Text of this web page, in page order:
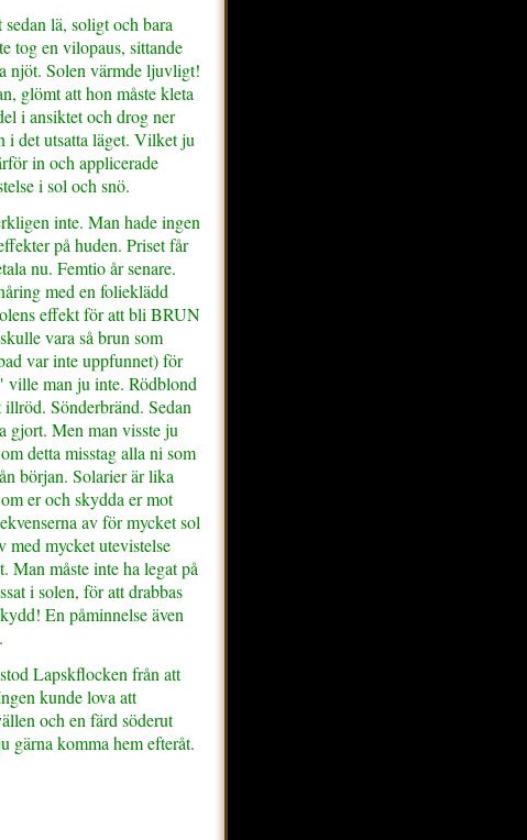
lä, soligt och bara
tog en vilopaus, sittande
njöt. Solen värmde ljuvligt!
glömt att hon måste kleta
i ansiktet och drog ner
i det utsatta läget. Vilket ju
in och applicerade
i sol och snö.
inte. Man hade ingen
på huden. Priset får
nu. Femtio år senare.
med en folieklädd
effekt för att bli BRUN
vara så brun som
var inte uppfunnet) för
man ju inte. Rödblond
Sönderbränd. Sedan
gjort. Men man visste ju
detta misstag alla ni som
början. Solarier är lika
er och skydda er mot
av för mycket sol
med mycket utevistelse
Man måste inte ha legat på
i solen, för att drabbas
En påminnelse även
Lapskflocken från att
kunde lova att
och en färd söderut
gärna komma hem efteråt.